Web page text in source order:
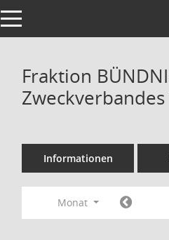
Toggle navigation
Fraktion
Informationen
Monat